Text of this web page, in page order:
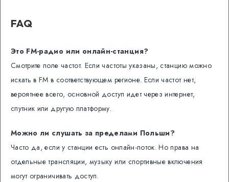
FAQ
Это FM-радио или онлайн-станция?
Смотрите поле частот. Если частоты указаны, станцию можно
искать в FM в соответствующем регионе. Если частот нет,
вероятнее всего, основной доступ идет через интернет,
спутник или другую платформу.
Можно ли слушать за пределами Польши?
Часто да, если у станции есть онлайн-поток. Но права на
отдельные трансляции, музыку или спортивные включения
могут ограничивать доступ.